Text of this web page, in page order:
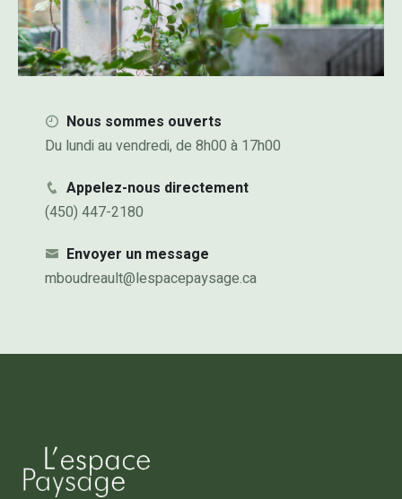
Nous sommes ouverts
Du lundi au vendredi, de 8h00 à 17h00
Appelez-nous directement
(450) 447-2180
Envoyer un message
mboudreault@lespacepaysage.ca